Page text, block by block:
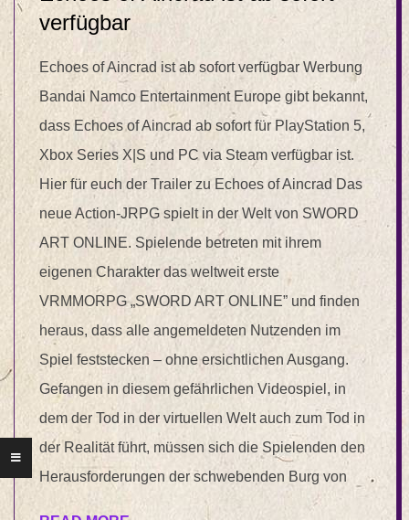
verfügbar
Echoes of Aincrad ist ab sofort verfügbar Werbung
Bandai Namco Entertainment Europe gibt bekannt,
dass Echoes of Aincrad ab sofort für PlayStation 5,
Xbox Series X|S und PC via Steam verfügbar ist.
Hier für euch der Trailer zu Echoes of Aincrad Das
neue Action-JRPG spielt in der Welt von SWORD
ART ONLINE. Spielende betreten mit ihrem
eigenen Charakter das weltweit erste
VRMMORPG „SWORD ART ONLINE” und finden
heraus, dass alle angemeldeten Nutzenden im
Spiel feststecken – ohne ersichtlichen Ausgang.
Gefangen in diesem gefährlichen Videospiel, in
dem der Tod in der virtuellen Welt auch zum Tod in
der Realität führt, müssen sich die Spielenden den
Herausforderungen der schwebenden Burg von